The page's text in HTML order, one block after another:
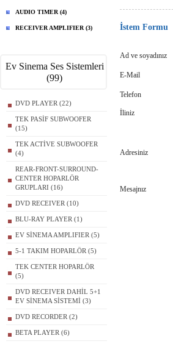
AUDIO TIMER (4)
RECEIVER AMPLIFIER (3)
Ev Sinema Ses Sistemleri
(99)
DVD PLAYER (22)
TEK PASİF SUBWOOFER
(15)
TEK ACTİVE SUBWOOFER
(4)
REAR-FRONT-SURROUND-
CENTER HOPARLÖR
GRUPLARI (16)
DVD RECEIVER (10)
BLU-RAY PLAYER (1)
EV SİNEMA AMPLIFIER (5)
5-1 TAKIM HOPARLÖR (5)
TEK CENTER HOPARLÖR
(5)
DVD RECEIVER DAHİL 5+1
EV SİNEMA SİSTEMİ (3)
DVD RECORDER (2)
BETA PLAYER (6)
İstem Formu
Ad ve soyadınız
E-Mail
Telefon
İliniz
Adresiniz
Mesajnız